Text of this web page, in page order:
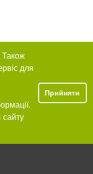
Також
для
сайту
Прийняти